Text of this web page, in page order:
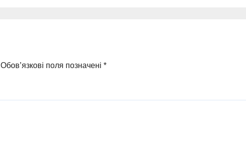
Обов’язкові поля позначені *